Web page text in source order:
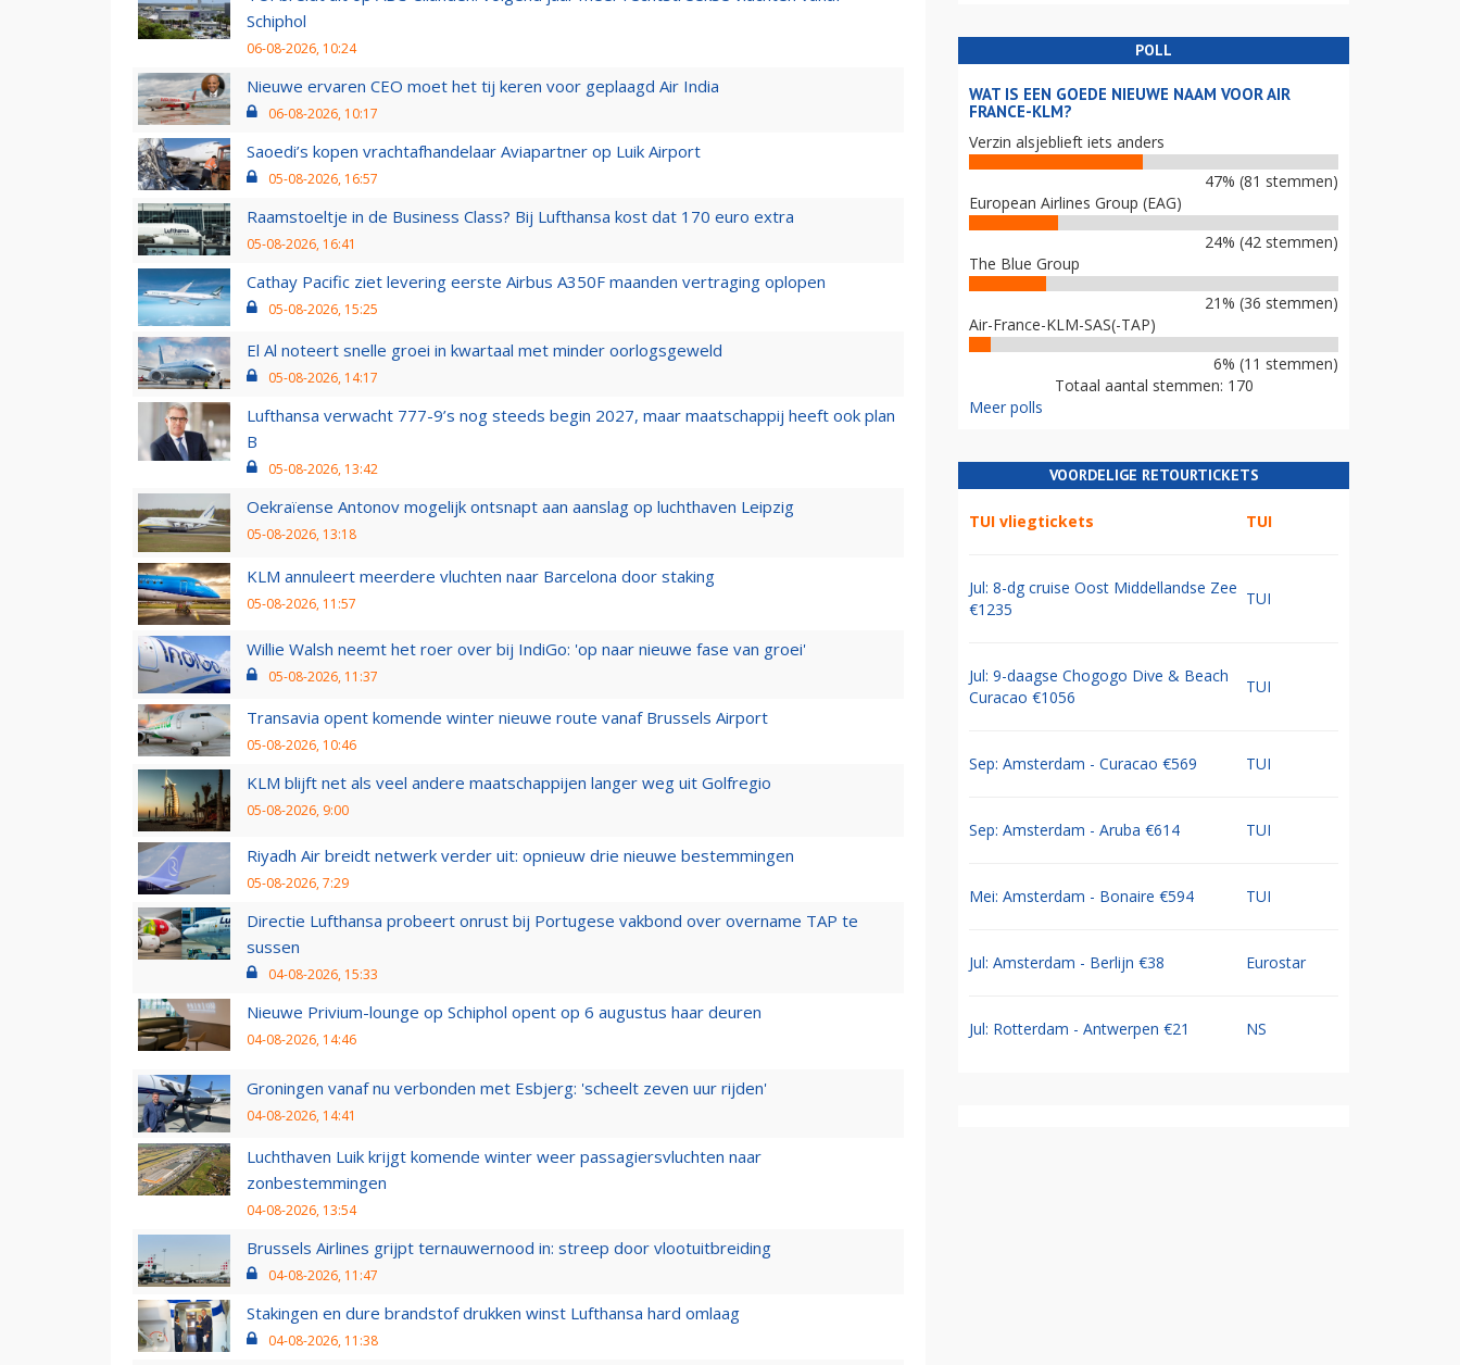
Schiphol
06-08-2026, 10:24
Nieuwe ervaren CEO moet het tij keren voor geplaagd Air India
06-08-2026, 10:17
Saoedi’s kopen vrachtafhandelaar Aviapartner op Luik Airport
05-08-2026, 16:57
Raamstoeltje in de Business Class? Bij Lufthansa kost dat 170 euro extra
05-08-2026, 16:41
Cathay Pacific ziet levering eerste Airbus A350F maanden vertraging oplopen
05-08-2026, 15:25
El Al noteert snelle groei in kwartaal met minder oorlogsgeweld
05-08-2026, 14:17
Lufthansa verwacht 777-9’s nog steeds begin 2027, maar maatschappij heeft ook plan
B
05-08-2026, 13:42
Oekraïense Antonov mogelijk ontsnapt aan aanslag op luchthaven Leipzig
05-08-2026, 13:18
KLM annuleert meerdere vluchten naar Barcelona door staking
05-08-2026, 11:57
Willie Walsh neemt het roer over bij IndiGo: 'op naar nieuwe fase van groei'
05-08-2026, 11:37
Transavia opent komende winter nieuwe route vanaf Brussels Airport
05-08-2026, 10:46
KLM blijft net als veel andere maatschappijen langer weg uit Golfregio
05-08-2026, 9:00
Riyadh Air breidt netwerk verder uit: opnieuw drie nieuwe bestemmingen
05-08-2026, 7:29
Directie Lufthansa probeert onrust bij Portugese vakbond over overname TAP te
sussen
04-08-2026, 15:33
Nieuwe Privium-lounge op Schiphol opent op 6 augustus haar deuren
04-08-2026, 14:46
Groningen vanaf nu verbonden met Esbjerg: 'scheelt zeven uur rijden'
04-08-2026, 14:41
Luchthaven Luik krijgt komende winter weer passagiersvluchten naar
zonbestemmingen
04-08-2026, 13:54
Brussels Airlines grijpt ternauwernood in: streep door vlootuitbreiding
04-08-2026, 11:47
Stakingen en dure brandstof drukken winst Lufthansa hard omlaag
04-08-2026, 11:38
POLL
WAT IS EEN GOEDE NIEUWE NAAM VOOR AIR
FRANCE-KLM?
Verzin alsjeblieft iets anders
47% (81 stemmen)
European Airlines Group (EAG)
24% (42 stemmen)
The Blue Group
21% (36 stemmen)
Air-France-KLM-SAS(-TAP)
6% (11 stemmen)
Totaal aantal stemmen: 170
Meer polls
VOORDELIGE RETOURTICKETS
TUI vliegtickets TUI
Jul: 8-dg cruise Oost Middellandse Zee
€1235
TUI
Jul: 9-daagse Chogogo Dive & Beach
Curacao €1056
TUI
Sep: Amsterdam - Curacao €569 TUI
Sep: Amsterdam - Aruba €614 TUI
Mei: Amsterdam - Bonaire €594 TUI
Jul: Amsterdam - Berlijn €38 Eurostar
Jul: Rotterdam - Antwerpen €21 NS